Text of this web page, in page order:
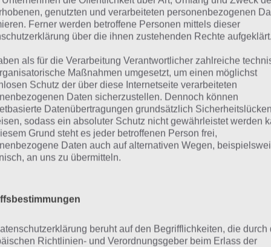
gelangst du an die
in Akt 3
3 musst du nun Benzinkanister sammeln, um die
Dabei sind keine weiteren Möglichkeiten
wollen wir nochmal darauf hinweisen:
genutzten und verarbeiteten personenbezogenen
Ferner werden betroffene Personen mittels dieser
über die ihnen zustehenden Rechte aufgeklärt.
als für die Verarbeitung Verantwortlicher zahlreiche
Maßnahmen umgesetzt, um einen möglichst
Schutz der über diese Internetseite verarbeiteten
Daten sicherzustellen. Dennoch können
Datenübertragungen grundsätzlich Sicherheitslücken
sodass ein absoluter Schutz nicht gewährleistet werden
Grund steht es jeder betroffenen Person frei,
Daten auch auf alternativen Wegen,
an uns zu übermitteln.
beruht auf den Begrifflichkeiten, die durch
Richtlinien- und Verordnungsgeber beim Erlass der